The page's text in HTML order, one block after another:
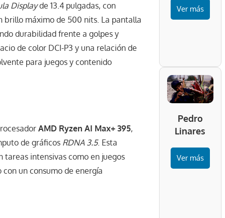
Displayde 13.4 pulgadas, con
brillo máximo de 500 nits. La pantalla
durabilidad frente a golpes y
de color DCI-P3 y una relación de
para juegos y contenido
AMD Ryzen AI Max+ 395,
de gráficos RDNA 3.5. Esta
intensivas como en juegos
un consumo de energía
Ver más
Pedro
Linares
Ver más